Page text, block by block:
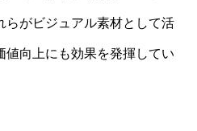
らがビジュアル素材として活
値向上にも効果を発揮してい